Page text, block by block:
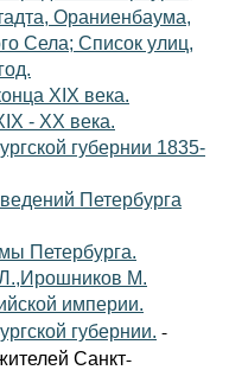
Ораниенбаума,
Села; Список улиц,
XIX века.
- XX века.
губернии 1835-
Петербурга
Петербурга.
М.
империи.
губернии. -
Санкт-